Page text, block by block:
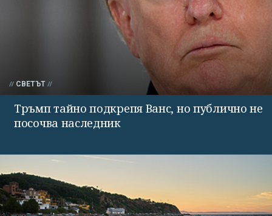
СВЕТЪТ
Тръмп тайно подкрепя Ванс, но публично не
посочва наследник